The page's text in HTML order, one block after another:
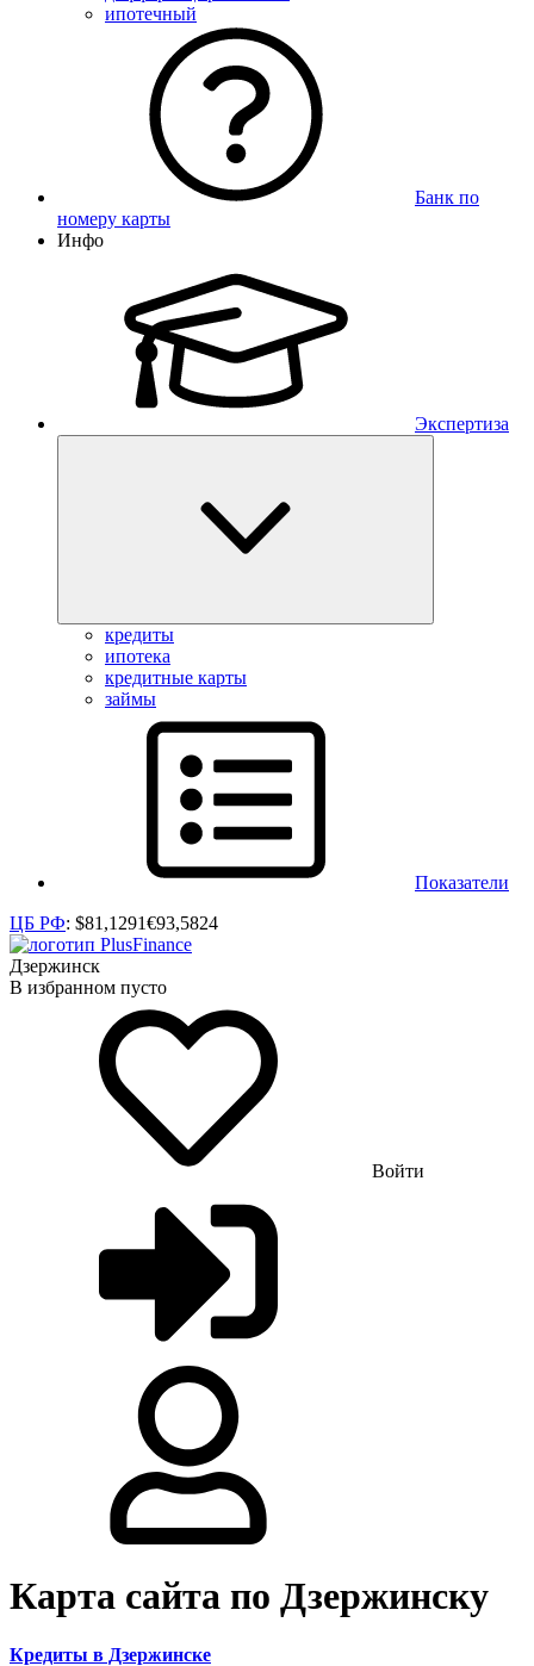
ипотечный
Банк по
номеру карты
Инфо
Экспертиза
кредиты
ипотека
кредитные карты
займы
Показатели
ЦБ РФ: $81,1291€93,5824
Дзержинск
В избранном пусто
Войти
Карта сайта по Дзержинску
Кредиты в Дзержинске